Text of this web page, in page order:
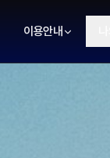
이용안내